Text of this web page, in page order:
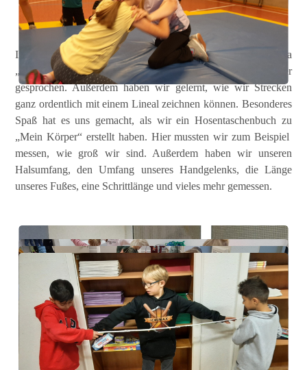
Wir messen
In Mathe haben wir uns in der letzten Zeit mit dem Thema
„Messen“ beschäftigt. Wir haben über Meter und Z
entimeter
gesprochen. Außerdem haben wir gelernt, wie wir Strecken
ganz ordentlich mit einem Lineal zeichnen können. Besonderes
Spaß hat es uns gemacht, als wir ein Hosentaschenbuch zu
„Mein Körper“ erstellt haben. Hier mussten wir zum Beispiel
messen, wie groß wir sind. Außerdem haben wir unseren
Halsumfang, den Umfang unseres Handgelenks, die Länge
unseres Fußes, eine Schrittlänge und vieles mehr gemessen.
Besuch auf dem
Bauernhof